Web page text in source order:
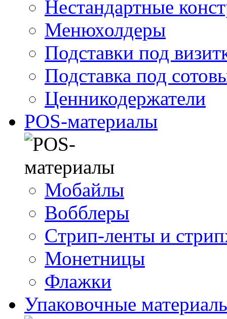
Нестандартные
Менюхолдеры
Подставки под
Подставка под
Ценникодержатели
POS-материалы
Мобайлы
Вобблеры
Cтрип-ленты и
Монетницы
Флажки
Упаковочные